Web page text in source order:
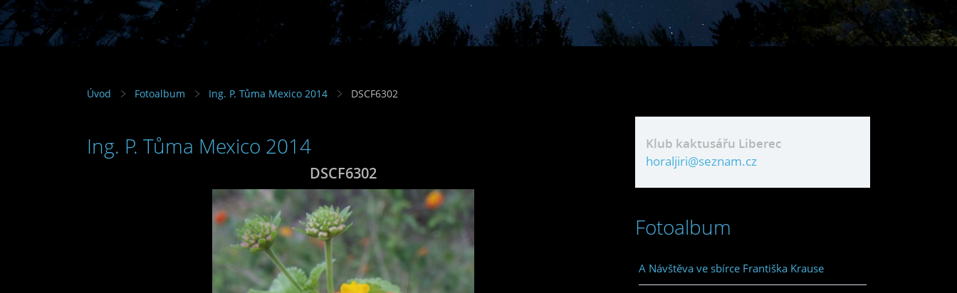
Úvod Fotoalbum Ing. P. Tůma Mexico 2014 DSCF6302
Ing. P. Tůma Mexico 2014
DSCF6302
Klub kaktusářu Liberec
horaljiri@seznam.cz
Fotoalbum
A Návštěva ve sbírce Františka Krause